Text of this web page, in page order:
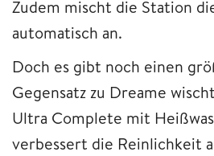
Zudem mischt die Station
automatisch an.
Doch es gibt noch einen
Gegensatz zu Dreame
Ultra Complete mit
verbessert die Reinlichkeit